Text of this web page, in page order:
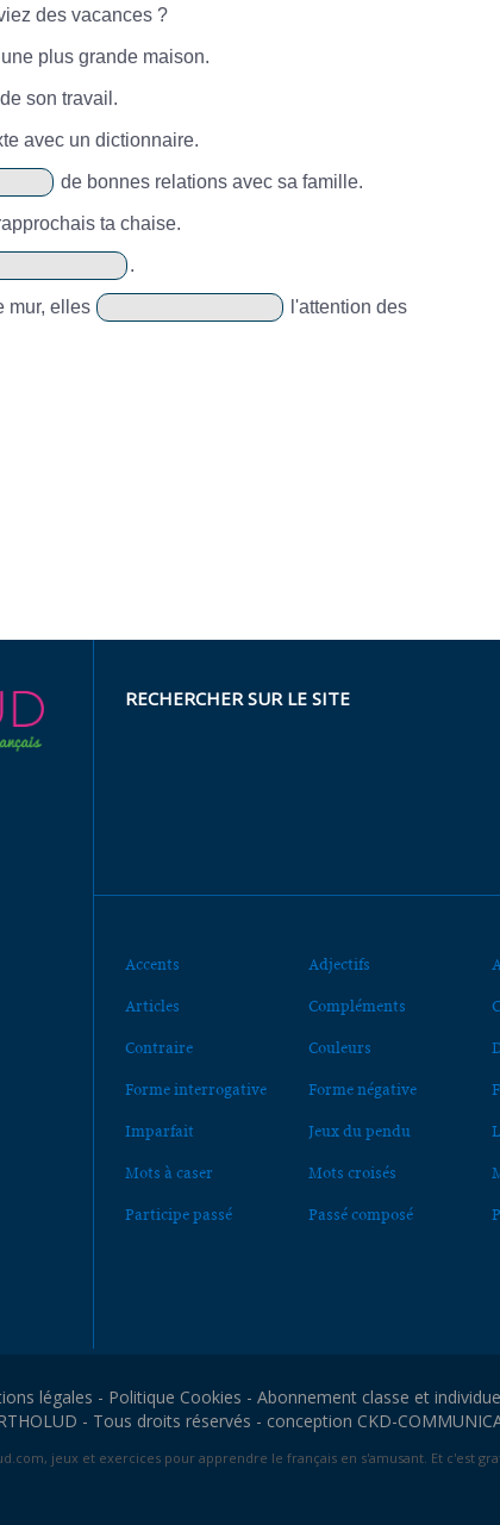
des vacances ?
plus grande maison.
de son travail.
avec un dictionnaire.
de bonnes relations avec sa famille.
ta chaise.
.
mur, elles l'attention des
RECHERCHER SUR LE SITE
Accents Adjectifs
Articles Compléments
Contraire Couleurs
Forme interrogative Forme négative
Imparfait Jeux du pendu
Mots à caser Mots croisés
Participe passé Passé composé
légales - Politique Cookies - Abonnement classe et
- Tous droits réservés - conception CKD-
jeux et exercices pour apprendre le français en s'amusant. Et c'est